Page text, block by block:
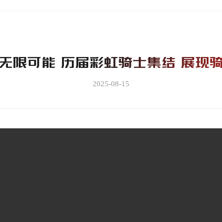
限可能 历届彩虹骑士集结 展现
2025-08-15